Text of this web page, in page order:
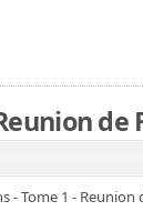
de
- Tome 1 - Reunion